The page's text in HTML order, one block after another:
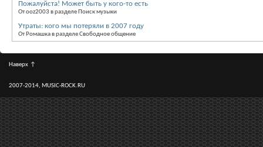
Пожалуйста! Может быть у кого-то есть
От ooz2003 в разделе Поиск музыки
Утраты: кого мы потеряли в 2007 году
От Ромашка в разделе Свободное общение
Наверх ↑
2007-2014, MUSIC-ROCK.RU